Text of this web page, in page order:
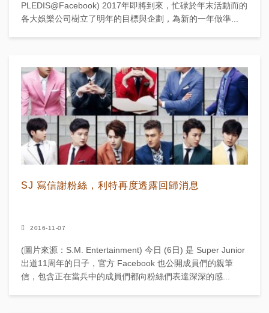
PLEDIS@Facebook) 2017年即將到來，忙碌於年末活動而的
各大娛樂公司樹立了明年的目標與企劃，為新的一年做準...
SJ 寫信謝粉絲，利特再度透露回歸消息
2016-11-07
(圖片來源：S.M. Entertainment) 今日 (6日) 是 Super Junior
出道11周年的日子，官方 Facebook 也公開成員們的親筆
信，包含正在當兵中的成員們都向粉絲們表達深深的感...